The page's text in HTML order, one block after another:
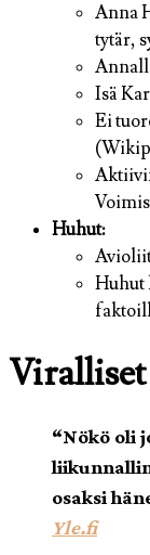
Anna
tytär,
Isä
Ei
Huhut:
Huhut
“Nökö oli
osaksi
Yle.fi